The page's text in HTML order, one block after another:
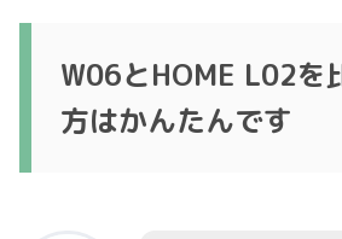
W06とHOME L02を
方はかんたんです